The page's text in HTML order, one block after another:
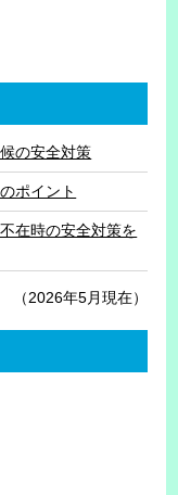
の安全対策
ポイント
在時の安全対策を
（2026年5月現在）